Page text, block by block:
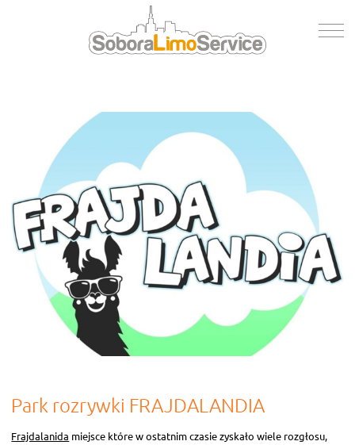
Flota
O nas
Referencje
Kontakt
Park rozrywki FRAJDALANDIA
Frajdalanida miejsce które w ostatnim czasie zyskało wiele rozgłosu,